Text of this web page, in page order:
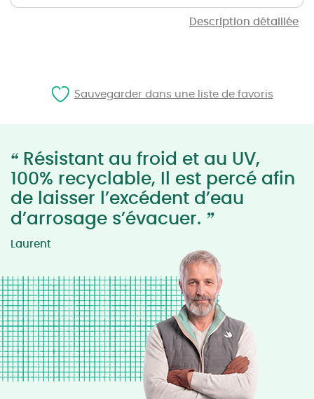
Description détaillée
“ Résistant au froid et au UV,
100% recyclable, Il est percé afin
de laisser l’excédent d’eau
d’arrosage s’évacuer. ”
Laurent
Sauvegarder dans une liste de favoris